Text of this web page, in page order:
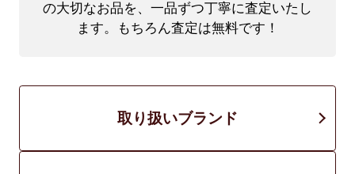
の大切なお品を、一品ずつ丁寧に査定いたし
ます。もちろん査定は無料です！
取り扱いブランド